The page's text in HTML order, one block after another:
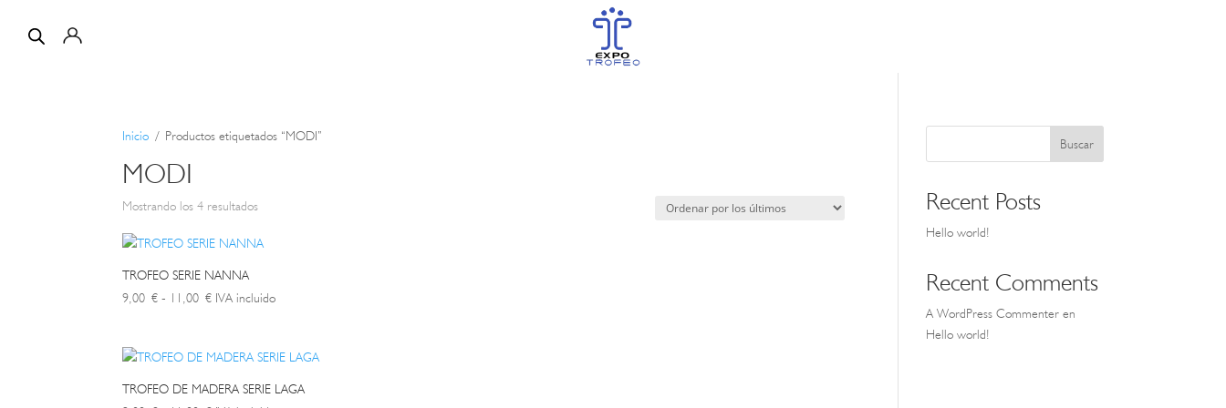
Inicio / Productos etiquetados “MODI”
MODI
Mostrando los 4 resultados
los
TROFEO SERIE NANNA
9,00€ - 11,00€Rango
desde
IVA incluido
TROFEO DE MADERA SERIE LAGA
Buscar
Recent Posts
Hello world!
Recent Comments
A WordPress Commenter en
Hello world!